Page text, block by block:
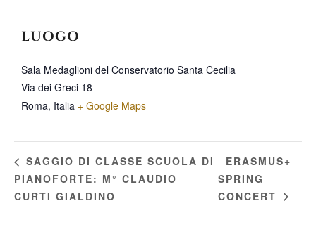
LUOGO
Sala Medaglioni del Conservatorio Santa Cecilia
Via dei Greci 18
Roma, Italia + Google Maps
SAGGIO DI CLASSE SCUOLA DI
PIANOFORTE: M° CLAUDIO
CURTI GIALDINO
ERASMUS+
SPRING
CONCERT